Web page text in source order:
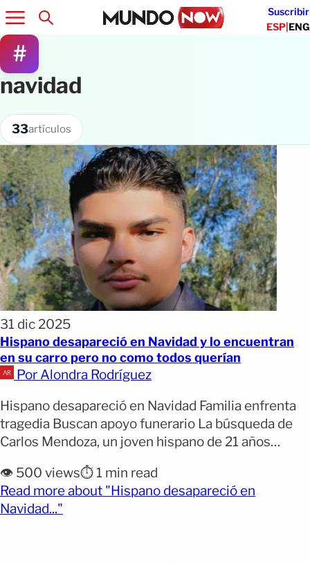
Suscribir
ESP|ENG
#
navidad
33artículos
31 dic 2025
Hispano desapareció en Navidad y lo encuentran
en su carro pero no como todos querían
Por Alondra Rodríguez
Hispano desapareció en Navidad Familia enfrenta
tragedia Buscan apoyo funerario La búsqueda de
Carlos Mendoza, un joven hispano de 21 años
diciembre, terminó con un hallazgo devastador para
su familia. Además, la Oficina del Sheriff del
condado de Fresno confirmó que el joven fue
👁️ 500 views⏱️ 1 min read
Read more about "Hispano desapareció en
Navidad..."